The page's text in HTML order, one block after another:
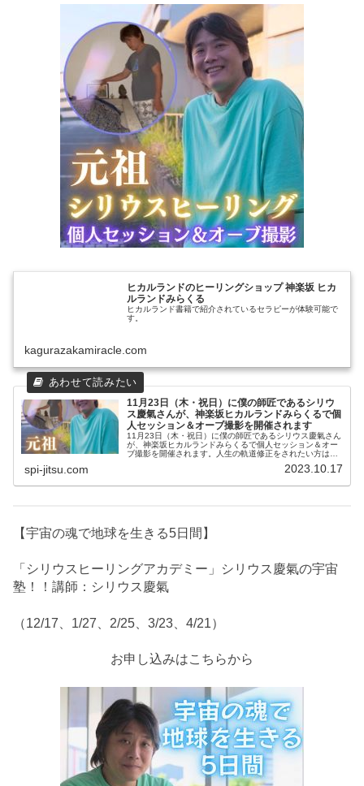
ヒカルランドのヒーリングショップ 神楽坂 ヒカ
ルランドみらくる
ヒカルランド書籍で紹介されているセラピーが体験可能で
す。
kagurazakamiracle.com
11月23日（木・祝日）に僕の師匠であるシリウ
ス慶氣さんが、神楽坂ヒカルランドみらくるで個
人セッション＆オーブ撮影を開催されます
11月23日（木・祝日）に僕の師匠であるシリウス慶氣さん
が、神楽坂ヒカルランドみらくるで個人セッション＆オー
ブ撮影を開催されます。人生の軌道修正をされたい方は是
spi-jitsu.com 2023.10.17
【宇宙の魂で地球を生きる5日間】
「シリウスヒーリングアカデミー」シリウス慶氣の宇宙
塾！！講師：シリウス慶氣
（12/17、1/27、2/25、3/23、4/21）
お申し込みはこちらから